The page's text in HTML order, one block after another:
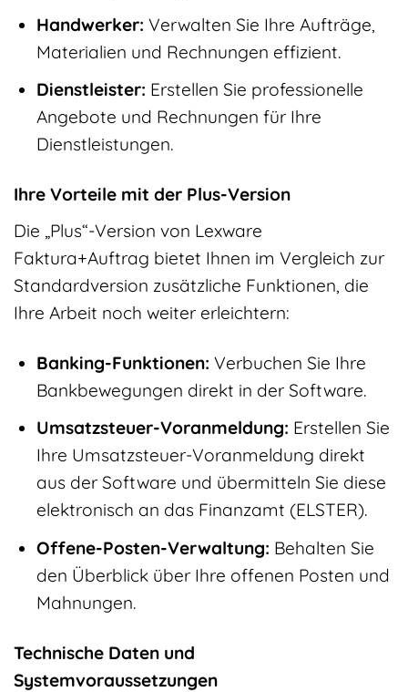
Handwerker: Verwalten Sie Ihre Aufträge,
Materialien und Rechnungen effizient.
Dienstleister: Erstellen Sie professionelle
Angebote und Rechnungen für Ihre
Dienstleistungen.
Ihre Vorteile mit der Plus-Version
Die „Plus“-Version von Lexware
Faktura+Auftrag bietet Ihnen im Vergleich zur
Standardversion zusätzliche Funktionen, die
Ihre Arbeit noch weiter erleichtern:
Banking-Funktionen: Verbuchen Sie Ihre
Bankbewegungen direkt in der Software.
Umsatzsteuer-Voranmeldung: Erstellen Sie
Ihre Umsatzsteuer-Voranmeldung direkt
aus der Software und übermitteln Sie diese
elektronisch an das Finanzamt (ELSTER).
Offene-Posten-Verwaltung: Behalten Sie
den Überblick über Ihre offenen Posten und
Mahnungen.
Technische Daten und
Systemvoraussetzungen